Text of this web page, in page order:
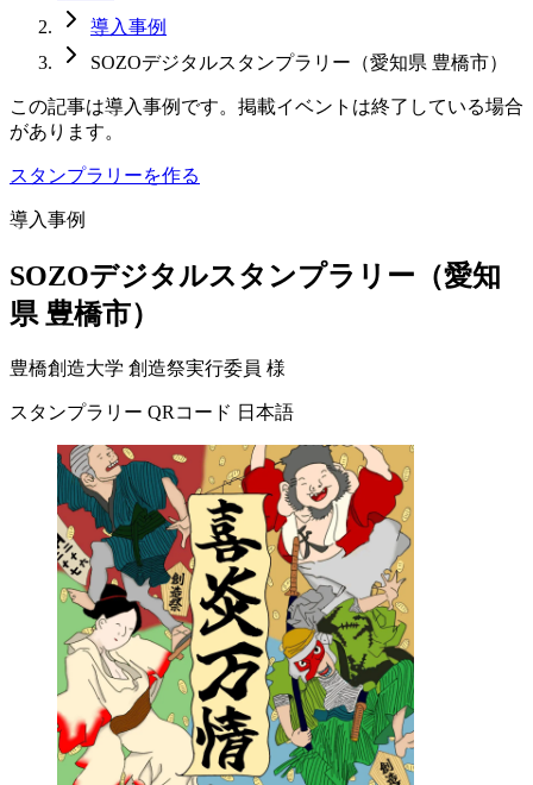
導入事例
SOZOデジタルスタンプラリー（愛知県 豊橋市）
この記事は導入事例です。掲載イベントは終了している場合
があります。
スタンプラリーを作る
導入事例
SOZOデジタルスタンプラリー（愛知
県 豊橋市）
豊橋創造大学 創造祭実行委員 様
スタンプラリー QRコード 日本語